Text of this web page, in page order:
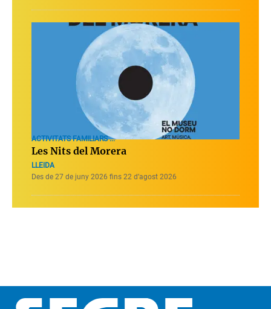
ACTIVITATS FAMILIARS ...
Les Nits del Morera
LLEIDA
Des de 27 de juny 2026 fins 22 d’agost 2026